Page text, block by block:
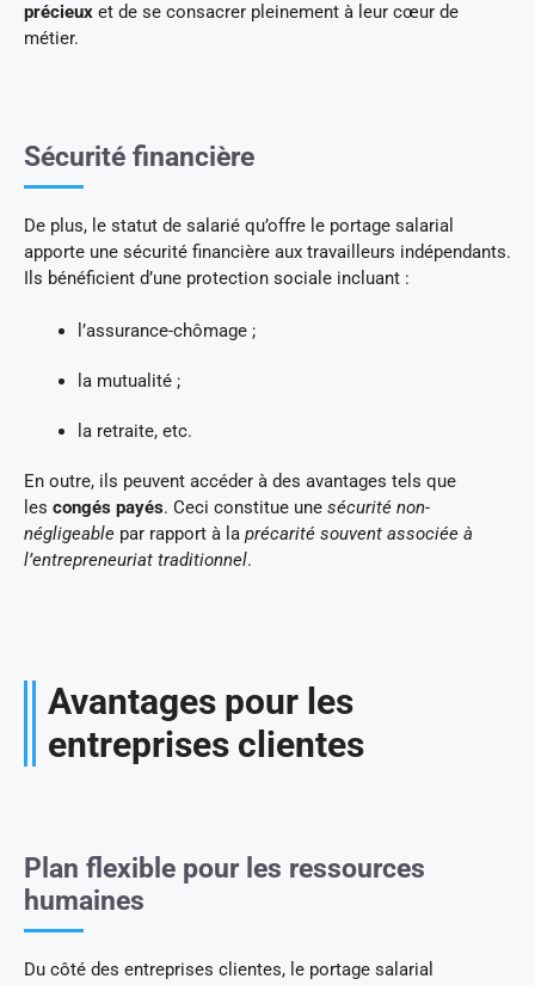
précieux et de se consacrer pleinement à leur cœur de
métier.
Sécurité financière
De plus, le statut de salarié qu’offre le portage salarial
apporte une sécurité financière aux travailleurs indépendants.
Ils bénéficient d’une protection sociale incluant :
l’assurance-chômage ;
la mutualité ;
la retraite, etc.
En outre, ils peuvent accéder à des avantages tels que
les congés payés. Ceci constitue une sécurité non-
négligeable par rapport à la précarité souvent associée à
l’entrepreneuriat traditionnel.
Avantages pour les
entreprises clientes
Plan flexible pour les ressources
humaines
Du côté des entreprises clientes, le portage salarial